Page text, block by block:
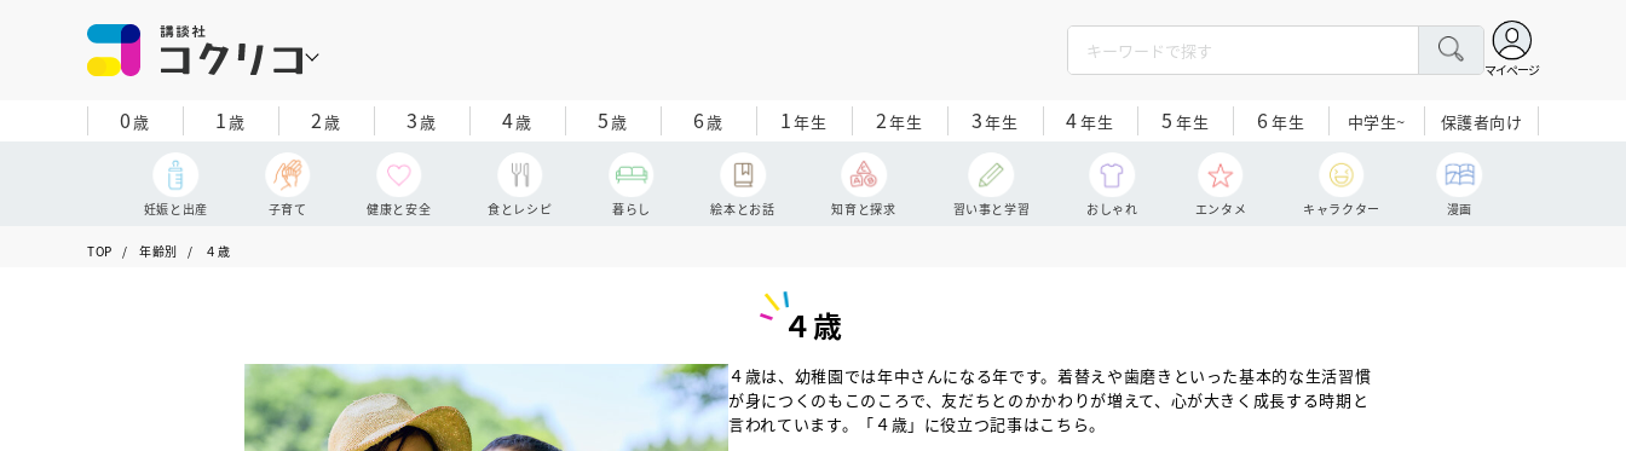
マイページ
0歳 1歳 2歳 3歳 4歳 5歳 6歳 1年生 2年生 3年生 4年生 5 年生 6年生 中学生~ 保護者向け
妊娠と出産 子育て 健康と安全 食とレシピ 暮らし 絵本とお話 知育と探求 習い事と学習 おしゃれ エンタメ キャラクター 漫画
TOP 年齢別 ４歳
４歳
４歳は、幼稚園では年中さんになる年です。着替えや歯磨きといった基本的な生活習慣
が身につくのもこのころで、友だちとのかかわりが増えて、心が大きく成長する時期と
言われています。「４歳」に役立つ記事はこちら。